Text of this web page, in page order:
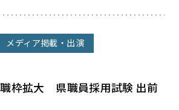
メディア掲載・出演
枠拡大 県職員採用試験 出前